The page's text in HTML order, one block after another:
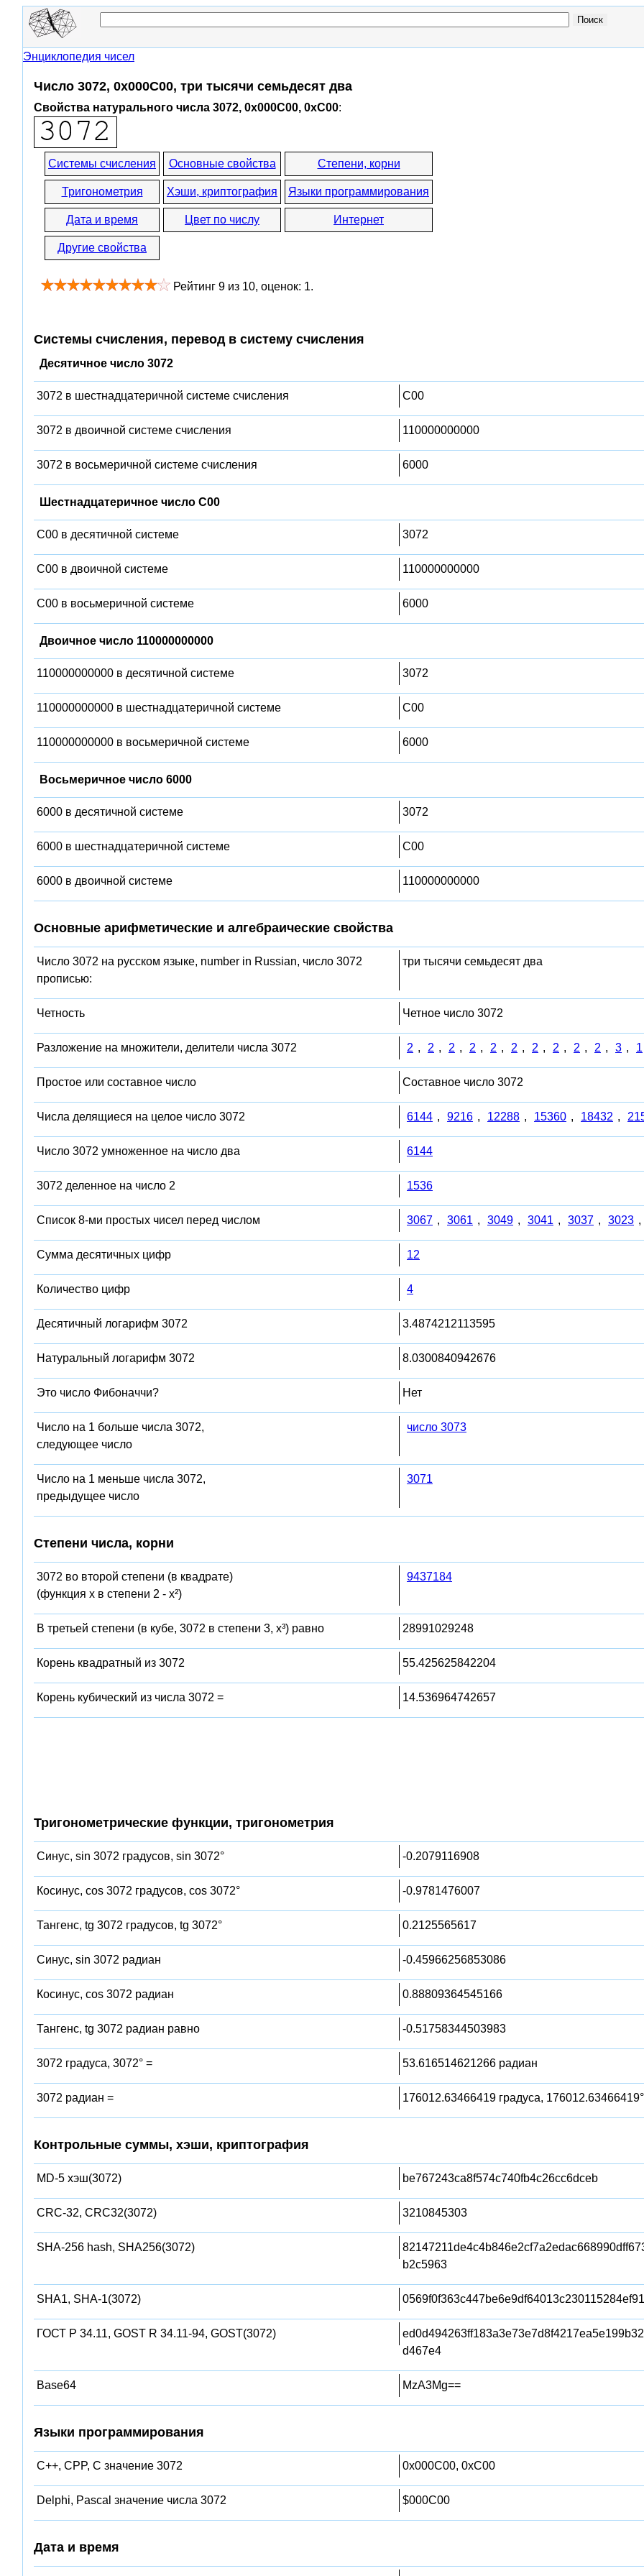
Энциклопедия чисел
Число 3072, 0x000C00, три тысячи семьдесят два
Свойства натурального числа 3072, 0x000C00, 0xC00:
Системы счисления Основные свойства Степени, корни
Тригонометрия Хэши, криптография Языки программирования
Дата и время Цвет по числу Интернет
Другие свойства
Рейтинг 9 из 10, оценок: 1.
Системы счисления, перевод в систему счисления
Десятичное число 3072
3072 в шестнадцатеричной системе счисления C00
3072 в двоичной системе счисления 110000000000
3072 в восьмеричной системе счисления 6000
Шестнадцатеричное число C00
C00 в десятичной системе 3072
C00 в двоичной системе 110000000000
C00 в восьмеричной системе 6000
Двоичное число 110000000000
110000000000 в десятичной системе 3072
110000000000 в шестнадцатеричной системе C00
110000000000 в восьмеричной системе 6000
Восьмеричное число 6000
6000 в десятичной системе 3072
6000 в шестнадцатеричной системе C00
6000 в двоичной системе 110000000000
Основные арифметические и алгебраические свойства
Число 3072 на русском языке, number in Russian, число 3072
прописью:
три тысячи семьдесят два
Четность Четное число 3072
Разложение на множители, делители числа 3072 2 , 2 , 2 , 2 , 2 , 2 , 2 , 2 , 2 , 2 , 3 , 1
Простое или составное число Составное число 3072
Числа делящиеся на целое число 3072 6144 , 9216 , 12288 , 15360 , 18432 ,
Число 3072 умноженное на число два 6144
3072 деленное на число 2 1536
Список 8-ми простых чисел перед числом 3067 , 3061 , 3049 , 3041 , 3037 , 3023 ,
Сумма десятичных цифр 12
Количество цифр 4
Десятичный логарифм 3072 3.4874212113595
Натуральный логарифм 3072 8.0300840942676
Это число Фибоначчи? Нет
Число на 1 больше числа 3072,
следующее число
число 3073
Число на 1 меньше числа 3072,
предыдущее число
3071
Степени числа, корни
3072 во второй степени (в квадрате)
(функция x в степени 2 - x²)
9437184
В третьей степени (в кубе, 3072 в степени 3, x³) равно 28991029248
Корень квадратный из 3072 55.425625842204
Корень кубический из числа 3072 = 14.536964742657
Тригонометрические функции, тригонометрия
Синус, sin 3072 градусов, sin 3072° -0.2079116908
Косинус, cos 3072 градусов, cos 3072° -0.9781476007
Тангенс, tg 3072 градусов, tg 3072° 0.2125565617
Синус, sin 3072 радиан -0.45966256853086
Косинус, cos 3072 радиан 0.88809364545166
Тангенс, tg 3072 радиан равно -0.51758344503983
3072 градуса, 3072° = 53.616514621266 радиан
3072 радиан = 176012.63466419 градуса, 176012.63466419°
Контрольные суммы, хэши, криптография
MD-5 хэш(3072) be767243ca8f574c740fb4c26cc6dceb
CRC-32, CRC32(3072) 3210845303
SHA-256 hash, SHA256(3072)
b2c5963
SHA1, SHA-1(3072) 0569f0f363c447be6e9df64013c230115284ef91
ГОСТ Р 34.11, GOST R 34.11-94, GOST(3072)
d467e4
Base64 MzA3Mg==
Языки программирования
C++, CPP, C значение 3072 0x000C00, 0xC00
Delphi, Pascal значение числа 3072 $000C00
Дата и время